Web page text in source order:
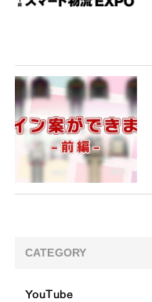
CATEGORY
YouTube